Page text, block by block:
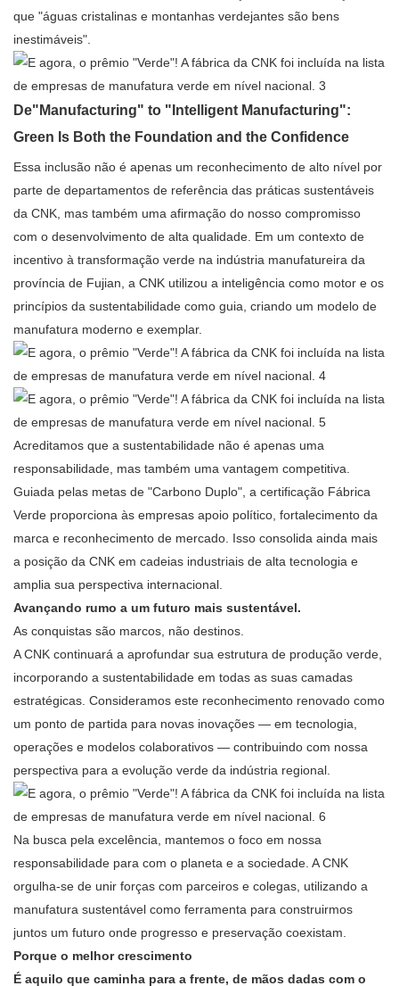
que "águas cristalinas e montanhas verdejantes são bens
inestimáveis".
De"Manufacturing" to "Intelligent Manufacturing":
Green Is Both the Foundation and the Confidence
Essa inclusão não é apenas um reconhecimento de alto nível por
parte de departamentos de referência das práticas sustentáveis ​​
da CNK, mas também uma afirmação do nosso compromisso
com o desenvolvimento de alta qualidade. Em um contexto de
incentivo à transformação verde na indústria manufatureira da
província de Fujian, a CNK utilizou a inteligência como motor e os
princípios da sustentabilidade como guia, criando um modelo de
manufatura moderno e exemplar.
Acreditamos que a sustentabilidade não é apenas uma
responsabilidade, mas também uma vantagem competitiva.
Guiada pelas metas de "Carbono Duplo", a certificação Fábrica
Verde proporciona às empresas apoio político, fortalecimento da
marca e reconhecimento de mercado. Isso consolida ainda mais
a posição da CNK em cadeias industriais de alta tecnologia e
amplia sua perspectiva internacional.
Avançando rumo a um futuro mais sustentável.
As conquistas são marcos, não destinos.
A CNK continuará a aprofundar sua estrutura de produção verde,
incorporando a sustentabilidade em todas as suas camadas
estratégicas. Consideramos este reconhecimento renovado como
um ponto de partida para novas inovações — em tecnologia,
operações e modelos colaborativos — contribuindo com nossa
perspectiva para a evolução verde da indústria regional.
Na busca pela excelência, mantemos o foco em nossa
responsabilidade para com o planeta e a sociedade. A CNK
orgulha-se de unir forças com parceiros e colegas, utilizando a
manufatura sustentável como ferramenta para construirmos
juntos um futuro onde progresso e preservação coexistam.
Porque o melhor crescimento
É aquilo que caminha para a frente, de mãos dadas com o